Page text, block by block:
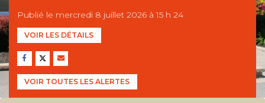
Publié le mercredi 8 juillet 2026 à 15 h 24
VOIR LES DÉTAILS
VOIR TOUTES LES ALERTES